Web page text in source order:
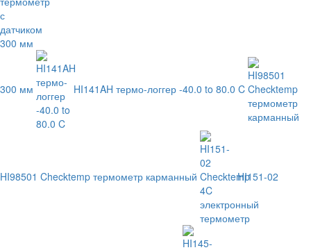
300 мм HI141AH термо-логгер -40.0 to 80.0 C
HI98501 Checktemp термометр карманный HI151-02